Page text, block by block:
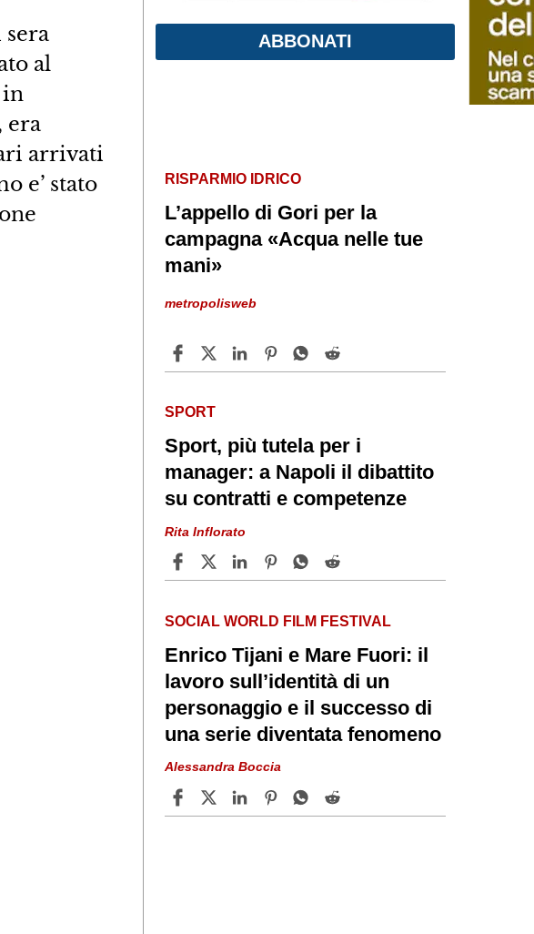
al
in
era
arrivati
e’ stato
ABBONATI
RISPARMIO IDRICO
L’appello di Gori per la
campagna «Acqua nelle tue
mani»
metropolisweb
SPORT
Sport, più tutela per i
manager: a Napoli il dibattito
su contratti e competenze
Rita Inflorato
SOCIAL WORLD FILM FESTIVAL
Enrico Tijani e Mare Fuori: il
lavoro sull’identità di un
personaggio e il successo di
una serie diventata fenomeno
Alessandra Boccia